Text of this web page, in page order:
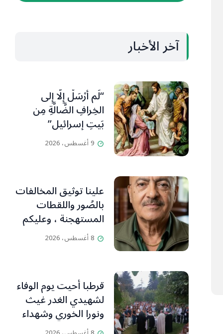
آخر الأخبار
“لَم أُرْسَلْ إِلَّا إِلى
الخِرافِ الضَّالَّةِ مِن
بَيتِ إسرائيل”
9 أغسطس، 2026
علينا توثيق المخالفات
بالصُور واللقطات
المستهجنة ، وعليكم
التنبّه وإبداء آرائكم
بالتعليقات (جورج
8 أغسطس، 2026
قرطبا أحيت يوم الوفاء
لشهيدي الغدر غيث
ونورا الخوري وشهداء
٤ آب من أبناء البلدة..